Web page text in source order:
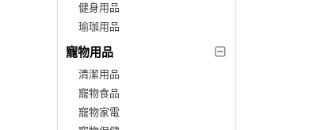
健身用品
瑜珈用品
寵物用品
清潔用品
寵物食品
寵物家電